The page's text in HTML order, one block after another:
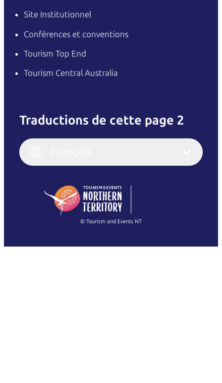
Site Institutionnel
Conférences et conventions
Tourism Top End
Tourism Central Australia
Traductions de cette page 2
English
(Singapore)
Italiano
繁體中文
© Tourism and Events NT